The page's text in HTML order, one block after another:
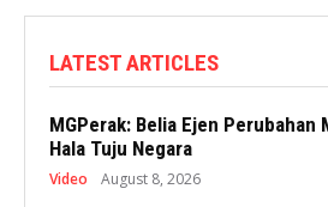
LATEST ARTICLES
MGPerak: Belia Ejen Perubahan
Hala Tuju Negara
Video August 8, 2026